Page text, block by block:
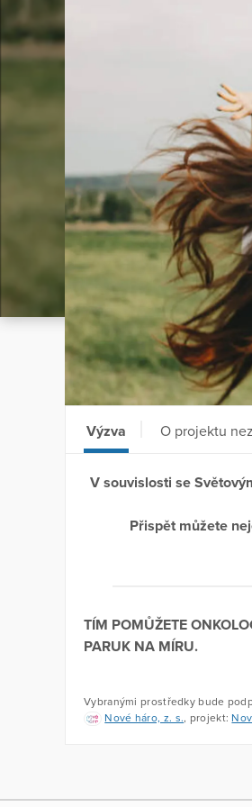
Výzva O projektu
V souvislosti se
Přispět můžete
TÍM POMŮŽETE
PARUK NA MÍRU.
Vybranými prostředky bude
Nové háro, z. s. , projekt: